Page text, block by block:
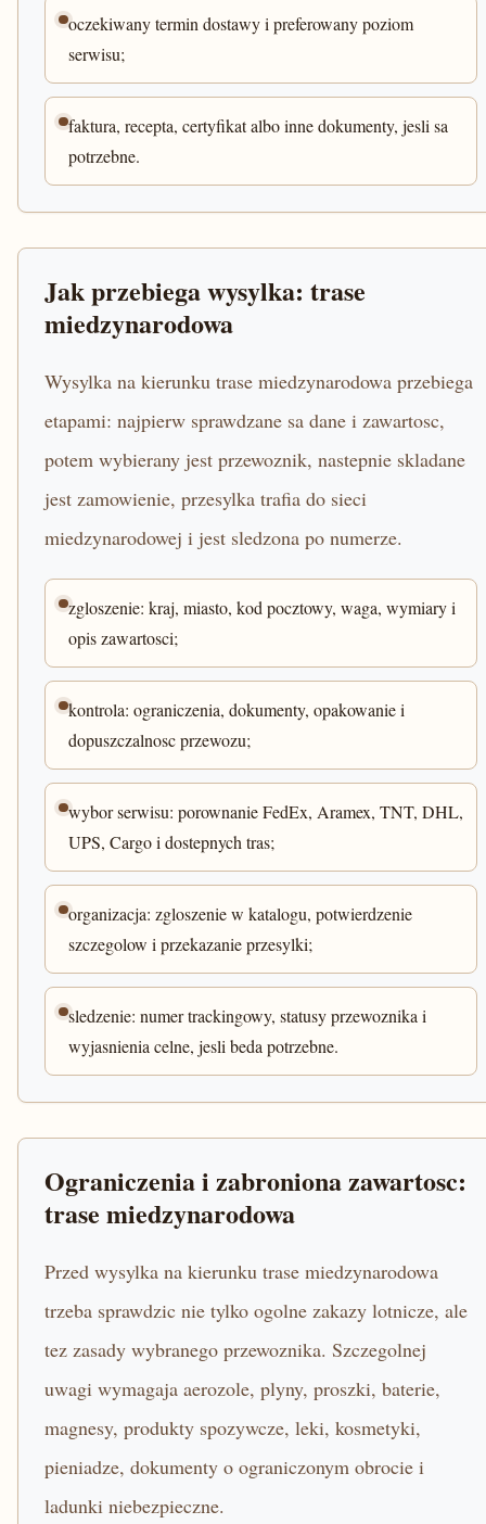
oczekiwany termin dostawy i preferowany poziom
serwisu;
faktura, recepta, certyfikat albo inne dokumenty, jesli sa
potrzebne.
Jak przebiega wysylka: trase
miedzynarodowa
Wysylka na kierunku trase miedzynarodowa przebiega
etapami: najpierw sprawdzane sa dane i zawartosc,
potem wybierany jest przewoznik, nastepnie skladane
jest zamowienie, przesylka trafia do sieci
miedzynarodowej i jest sledzona po numerze.
zgloszenie: kraj, miasto, kod pocztowy, waga, wymiary i
opis zawartosci;
kontrola: ograniczenia, dokumenty, opakowanie i
dopuszczalnosc przewozu;
wybor serwisu: porownanie FedEx, Aramex, TNT, DHL,
UPS, Cargo i dostepnych tras;
organizacja: zgloszenie w katalogu, potwierdzenie
szczegolow i przekazanie przesylki;
sledzenie: numer trackingowy, statusy przewoznika i
wyjasnienia celne, jesli beda potrzebne.
Ograniczenia i zabroniona zawartosc:
trase miedzynarodowa
Przed wysylka na kierunku trase miedzynarodowa
trzeba sprawdzic nie tylko ogolne zakazy lotnicze, ale
tez zasady wybranego przewoznika. Szczegolnej
uwagi wymagaja aerozole, plyny, proszki, baterie,
magnesy, produkty spozywcze, leki, kosmetyki,
pieniadze, dokumenty o ograniczonym obrocie i
ladunki niebezpieczne.